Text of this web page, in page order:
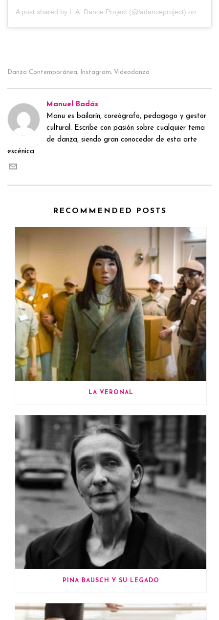
A post shared by L.A. Dance Project (@ladanceproject) on
Danza Contemporánea, Instagram, Videodanza
Manuel Badás
Manu es bailarín, coreógrafo, pedagogo y gestor
cultural. Escribe con pasión sobre cualquier tema
de danza, siendo gran conocedor de esta arte
escénica.
RECOMMENDED POSTS
LA VERONAL
PINA BAUSCH Y SU LEGADO